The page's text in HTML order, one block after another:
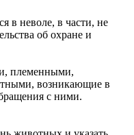
в неволе, в части, не
об охране и
племенными,
возникающие в
с ними.